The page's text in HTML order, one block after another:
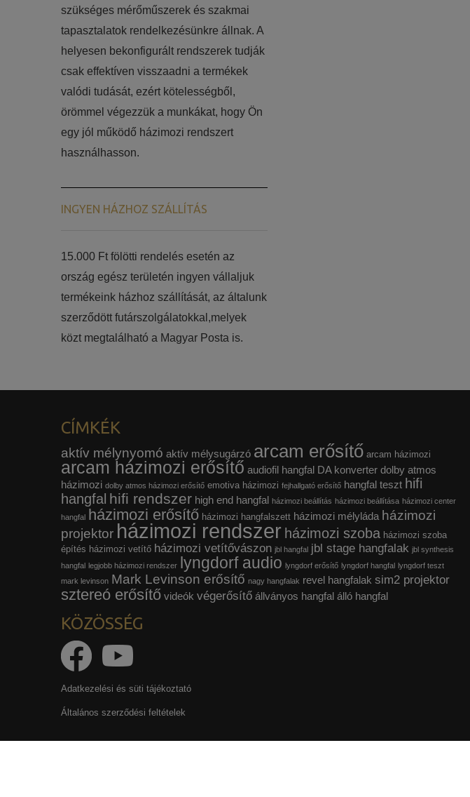
szükséges mérőműszerek és szakmai
tapasztalatok rendelkezésünkre állnak. A
helyesen bekonfigurált rendszerek tudják
csak effektíven visszaadni a termékek
valódi tudását, ezért kötelességből,
örömmel végezzük a munkákat, hogy Ön
egy jól működő házimozi rendszert
használhasson.
INGYEN HÁZHOZ SZÁLLÍTÁS
15.000 Ft fölötti rendelés esetén az
ország egész területén ingyen vállaljuk
termékeink házhoz szállítását, az általunk
szerződött futárszolgálatokkal,melyek
közt megtalálható a Magyar Posta is.
CÍMKÉK
aktív mélynyomó aktív mélysugárzó arcam erősítő arcam házimozi
arcam házimozi erősítő audiofil hangfal DA konverter dolby atmos
házimozi dolby atmos házimozi erősítő emotiva házimozi fejhallgató erősítő hangfal teszt hifi
hangfal hifi rendszer high end hangfal házimozi beállítás házimozi beállítása házimozi center
hangfal házimozi erősítő házimozi hangfalszett házimozi mélyláda házimozi
projektor házimozi rendszer házimozi szoba házimozi szoba
építés házimozi vetítő házimozi vetítővászon jbl hangfal jbl stage hangfalak jbl synthesis
hangfal legjobb házimozi rendszer lyngdorf audio lyngdorf erősítő lyngdorf hangfal lyngdorf teszt
mark levinson Mark Levinson erősítő nagy hangfalak revel hangfalak sim2 projektor
sztereó erősítő videók végerősítő állványos hangfal álló hangfal
KÖZÖSSÉG
Adatkezelési és süti tájékoztató
Általános szerződési feltételek